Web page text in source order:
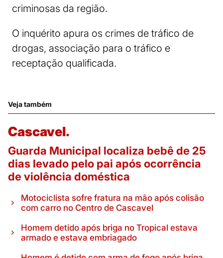
criminosas da região.
O inquérito apura os crimes de tráfico de
drogas, associação para o tráfico e
receptação qualificada.
Veja também
Cascavel.
Guarda Municipal localiza bebê de 25
dias levado pelo pai após ocorrência
de violência doméstica
Motociclista sofre fratura na mão após colisão
com carro no Centro de Cascavel
Homem detido após briga no Tropical estava
armado e estava embriagado